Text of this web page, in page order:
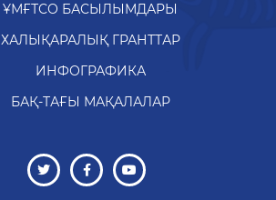
ҰМҒТСО БАСЫЛЫМДАРЫ
ХАЛЫҚАРАЛЫҚ ГРАНТТАР
ИНФОГРАФИКА
БАҚ-ТАҒЫ МАҚАЛАЛАР